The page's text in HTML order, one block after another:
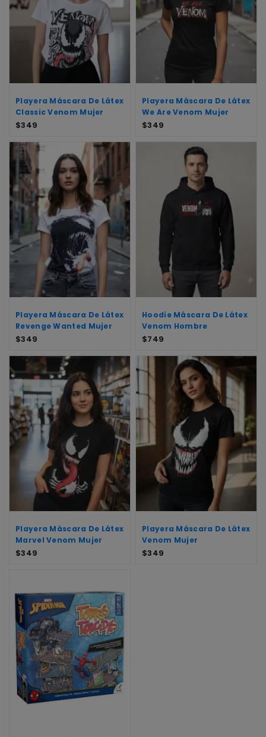
Playera Máscara De Látex
Classic Venom Mujer
$349
Playera Máscara De Látex
We Are Venom Mujer
$349
Playera Máscara De Látex
Revenge Wanted Mujer
$349
Hoodie Máscara De Látex
Venom Hombre
$749
Playera Máscara De Látex
Marvel Venom Mujer
$349
Playera Máscara De Látex
Venom Mujer
$349